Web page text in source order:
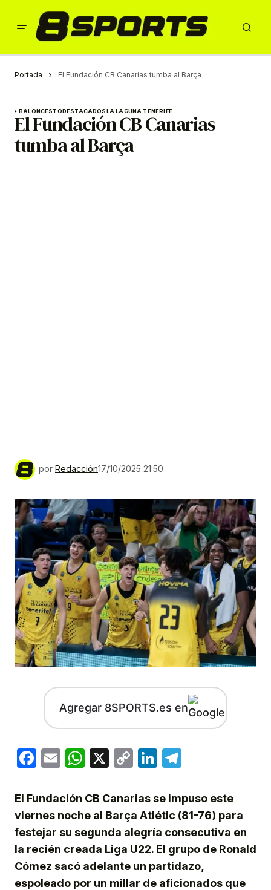
Portada El Fundación CB Canarias tumba al Barça
BALONCESTODESTACADOSLA LAGUNA TENERIFE
El Fundación CB Canarias
tumba al Barça
por Redacción17/10/2025 21:50
Agregar 8SPORTS.es en
Facebook
EmailWhatsApp
X
CopyLinkedIn
El Fundación CB Canarias se impuso este
viernes noche al Barça Atlétic (81-76) para
festejar su segunda alegría consecutiva en
la recién creada Liga U22. El grupo de Ronald
Cómez sacó adelante un partidazo,
espoleado por un millar de aficionados que